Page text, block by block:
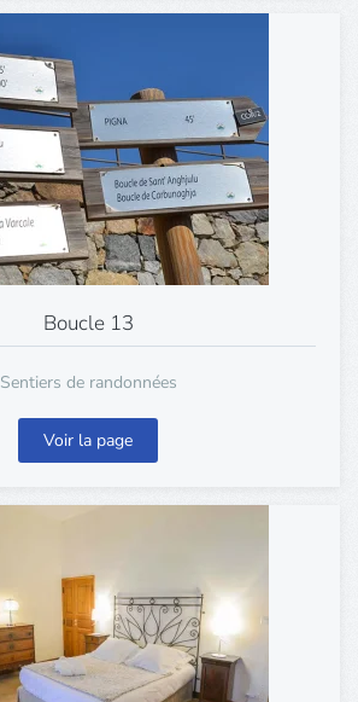
Boucle 13
Sentiers de randonnées
Voir la page